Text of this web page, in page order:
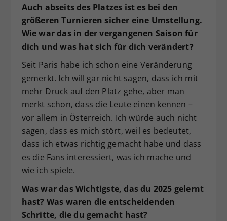
Auch abseits des Platzes ist es bei den
größeren Turnieren sicher eine Umstellung.
Wie war das in der vergangenen Saison für
dich und was hat sich für dich verändert?
Seit Paris habe ich schon eine Veränderung
gemerkt. Ich will gar nicht sagen, dass ich mit
mehr Druck auf den Platz gehe, aber man
merkt schon, dass die Leute einen kennen –
vor allem in Österreich. Ich würde auch nicht
sagen, dass es mich stört, weil es bedeutet,
dass ich etwas richtig gemacht habe und dass
es die Fans interessiert, was ich mache und
wie ich spiele.
Was war das Wichtigste, das du 2025 gelernt
hast? Was waren die entscheidenden
Schritte, die du gemacht hast?